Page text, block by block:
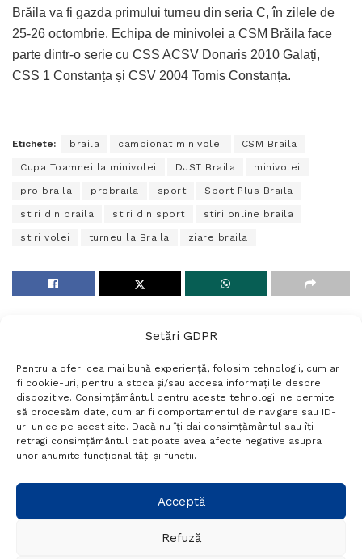
Setări GDPR
Pentru a oferi cea mai bună experiență, folosim tehnologii, cum ar
fi cookie-uri, pentru a stoca și/sau accesa informațiile despre
dispozitive. Consimțământul pentru aceste tehnologii ne permite
să procesăm date, cum ar fi comportamentul de navigare sau ID-
uri unice pe acest site. Dacă nu îți dai consimțământul sau îți
retragi consimțământul dat poate avea afecte negative asupra
unor anumite funcționalități și funcții.
Acceptă
Refuză
Brăila va fi gazda primului turneu din seria C, în zilele de
25-26 octombrie. Echipa de minivolei a CSM Brăila face
parte dintr-o serie cu CSS ACSV Donaris 2010 Galați,
CSS 1 Constanța și CSV 2004 Tomis Constanța.
Etichete: braila campionat minivolei CSM Braila
Cupa Toamnei la minivolei DJST Braila minivolei
pro braila probraila sport Sport Plus Braila
stiri din braila stiri din sport stiri online braila
stiri volei turneu la Braila ziare braila
Termeni si conditii
Politică de confidențialitate
Politica cookies
Setări GDPR
+40 788 760 194